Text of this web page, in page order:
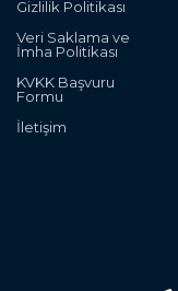
Gizlilik Politikası
Veri Saklama ve
İmha Politikası
KVKK Başvuru
Formu
İletişim